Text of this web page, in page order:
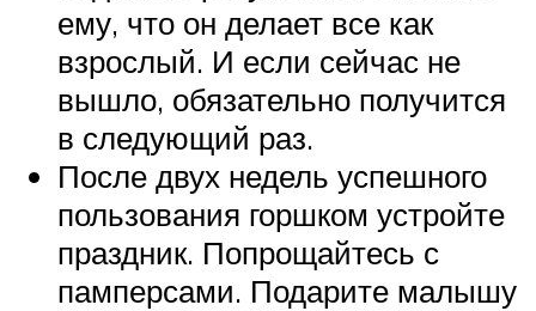
ему, что он делает все как
взрослый. И если сейчас не
вышло, обязательно получится
в следующий раз.
После двух недель успешного
пользования горшком устройте
праздник. Попрощайтесь с
памперсами. Подарите малышу